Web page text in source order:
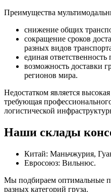
Преимущества
снижение общих
сокращение сроков
разных видов
единая ответственность
возможность доставки
регионов мира.
Недостатком является
требующая
логистической
Наши склады
Китай: Маньчжурия,
Евросоюз: Вильнюс.
Мы подбираем оптимальные
разных категорий груза.